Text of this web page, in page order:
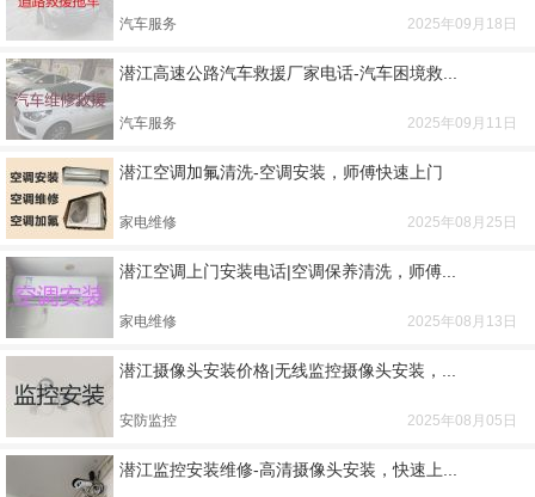
汽车服务 2025年09月18日
潜江高速公路汽车救援厂家电话-汽车困境救...
汽车服务 2025年09月11日
潜江空调加氟清洗-空调安装，师傅快速上门
家电维修 2025年08月25日
潜江空调上门安装电话|空调保养清洗，师傅...
家电维修 2025年08月13日
潜江摄像头安装价格|无线监控摄像头安装，...
安防监控 2025年08月05日
潜江监控安装维修-高清摄像头安装，快速上...